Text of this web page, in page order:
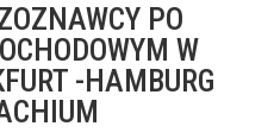
PO
W
-HAMBURG